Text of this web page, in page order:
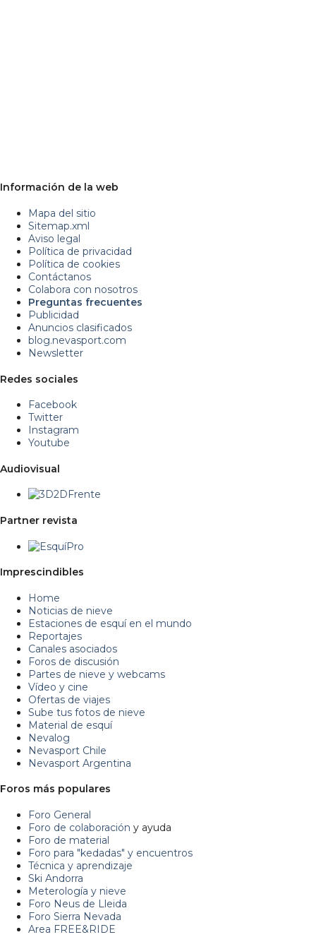
Información de la web
Mapa del sitio
Sitemap.xml
Aviso legal
Política de privacidad
Política de cookies
Contáctanos
Colabora con nosotros
Preguntas frecuentes
Publicidad
Anuncios clasificados
blog.nevasport.com
Newsletter
Redes sociales
Facebook
Twitter
Instagram
Youtube
Audiovisual
Partner revista
Imprescindibles
Home
Noticias de nieve
Estaciones de esquí en el mundo
Reportajes
Canales asociados
Foros de discusión
Partes de nieve y webcams
Vídeo y cine
Ofertas de viajes
Sube tus fotos de nieve
Material de esquí
Nevalog
Nevasport Chile
Nevasport Argentina
Foros más populares
Foro General
Foro de colaboración y ayuda
Foro de material
Foro para "kedadas" y encuentros
Técnica y aprendizaje
Ski Andorra
Meterología y nieve
Foro Neus de Lleida
Foro Sierra Nevada
Area FREE&RIDE